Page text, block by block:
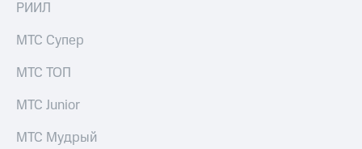
книги
только
Безопасность
Финансы
МТС
РИИЛ
МТС Супер
МТС ТОП
МТС Junior
МТС Мудрый